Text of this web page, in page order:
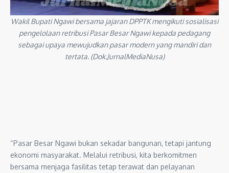
Wakil Bupati Ngawi bersama jajaran DPPTK mengikuti sosialisasi
pengelolaan retribusi Pasar Besar Ngawi kepada pedagang
sebagai upaya mewujudkan pasar modern yang mandiri dan
tertata. (Dok.JurnalMediaNusa)
“Pasar Besar Ngawi bukan sekadar bangunan, tetapi jantung
ekonomi masyarakat. Melalui retribusi, kita berkomitmen
bersama menjaga fasilitas tetap terawat dan pelayanan